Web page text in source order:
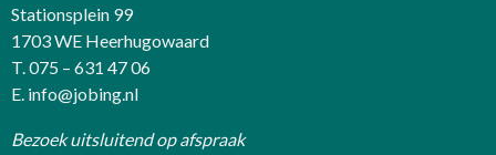
Stationsplein 99
1703 WE Heerhugowaard
T. 075 – 631 47 06
E. info@jobing.nl
Bezoek uitsluitend op afspraak